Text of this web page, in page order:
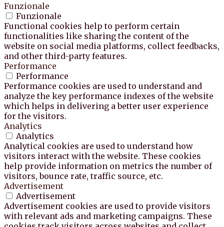
Funzionale
Funzionale
Functional cookies help to perform certain
functionalities like sharing the content of the
website on social media platforms, collect feedbacks,
and other third-party features.
Performance
Performance
Performance cookies are used to understand and
analyze the key performance indexes of the website
which helps in delivering a better user experience
for the visitors.
Analytics
Analytics
Analytical cookies are used to understand how
visitors interact with the website. These cookies
help provide information on metrics the number of
visitors, bounce rate, traffic source, etc.
Advertisement
Advertisement
Advertisement cookies are used to provide visitors
with relevant ads and marketing campaigns. These